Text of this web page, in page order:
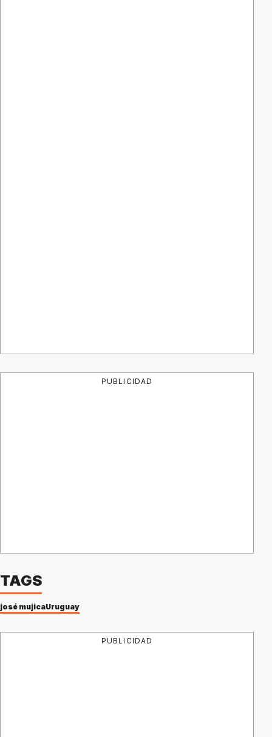
PUBLICIDAD
TAGS
josé mujicaUruguay
PUBLICIDAD